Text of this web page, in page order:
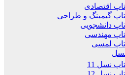
اقتصادی
گیمینگ و طراحی
دانشجویی
مهندسی
لمسی
نسل 11